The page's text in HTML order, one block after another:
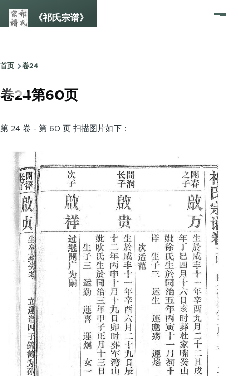
《祁氏宗谱》
菜
面
包
屑
首页 卷24
卷24第60页
第 24 卷 - 第 60 页 扫描图片如下：